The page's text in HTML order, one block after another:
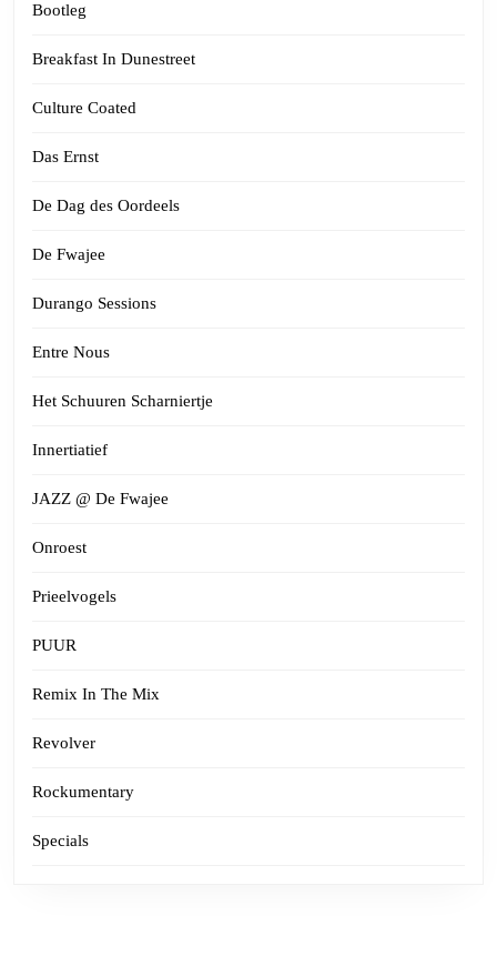
Bootleg
Breakfast In Dunestreet
Culture Coated
Das Ernst
De Dag des Oordeels
De Fwajee
Durango Sessions
Entre Nous
Het Schuuren Scharniertje
Innertiatief
JAZZ @ De Fwajee
Onroest
Prieelvogels
PUUR
Remix In The Mix
Revolver
Rockumentary
Specials